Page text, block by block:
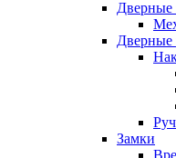
Дверные
Дверные
Замки